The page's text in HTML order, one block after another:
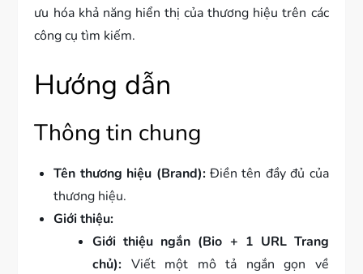
ưu hóa khả năng hiển thị của thương hiệu trên các
công cụ tìm kiếm.
Hướng dẫn
Thông tin chung
Tên thương hiệu (Brand):Điền tên đầy đủ của
thương hiệu.
Giới thiệu:
Giới thiệu ngắn (Bio + 1 URL Trang
chủ): Viết một mô tả ngắn gọn về